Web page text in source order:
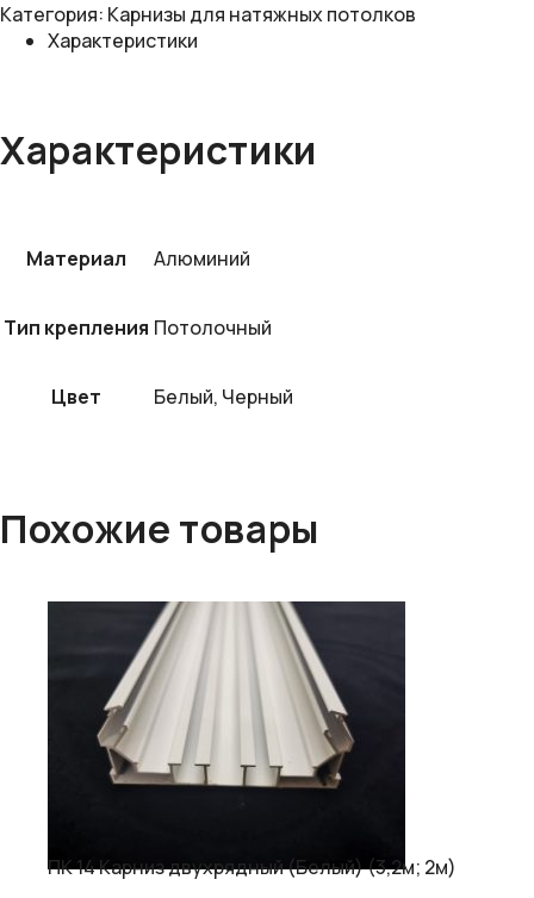
Категория: Карнизы для натяжных потолков
Характеристики
Характеристики
Материал Алюминий
Тип крепления Потолочный
Цвет Белый, Черный
Похожие товары
ПК 14 Карниз двухрядный (Белый) (3,2м; 2м)